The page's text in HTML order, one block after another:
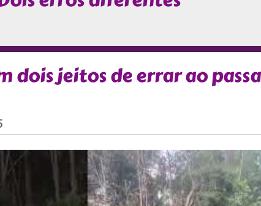
dois jeitos de errar ao